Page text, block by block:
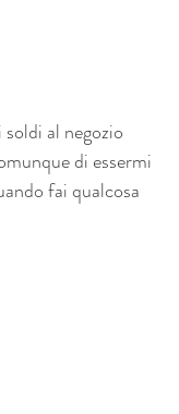
al negozio
di essermi
fai qualcosa